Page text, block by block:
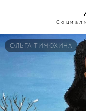
ОЛЬГА ТИМОХИНА